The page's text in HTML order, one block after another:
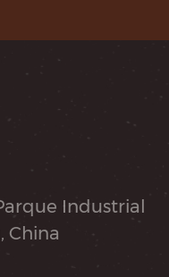
Industrial
China